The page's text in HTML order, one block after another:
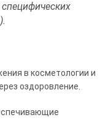
в косметологии и
оздоровление.